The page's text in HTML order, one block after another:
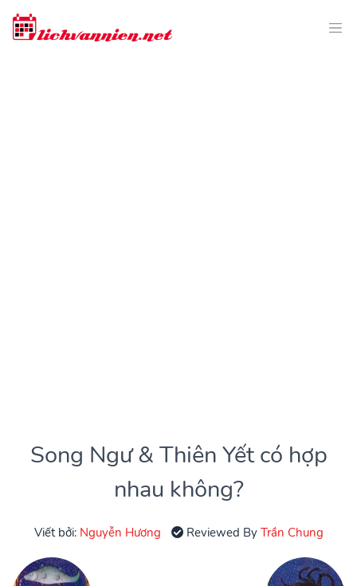
Song Ngư & Thiên Yết có hợp
nhau không?
Viết bởi: Nguyễn Hương Reviewed ByTrần Chung